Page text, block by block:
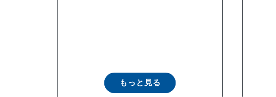
もっと見る